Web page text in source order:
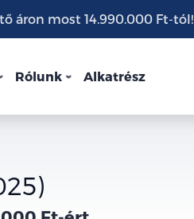
áron most 14.990.000 Ft-tól!
Rólunk Alkatrész